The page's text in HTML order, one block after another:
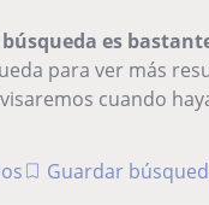
es
para ver más
cuando
Guardar